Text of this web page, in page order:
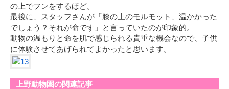
の上でフンをするほど。
最後に、スタッフさんが「膝の上のモルモット、温かかった
でしょう？それが命です」と言っていたのが印象的。
動物の温もりと命を肌で感じられる貴重な機会なので、子供
に体験させてあげられてよかったと思います。
上野動物園の関連記事